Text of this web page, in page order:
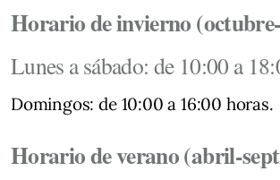
Horario de invierno
Lunes a sábado: de 10:00 a
Domingos: de 10:00 a 16:00 horas.
Horario de verano (abril-